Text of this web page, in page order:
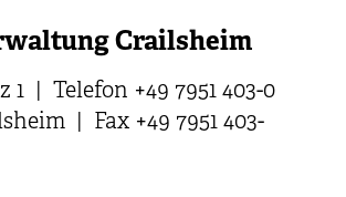
Crailsheim
| Telefon +49 7951 403-0
| Fax +49 7951 403-